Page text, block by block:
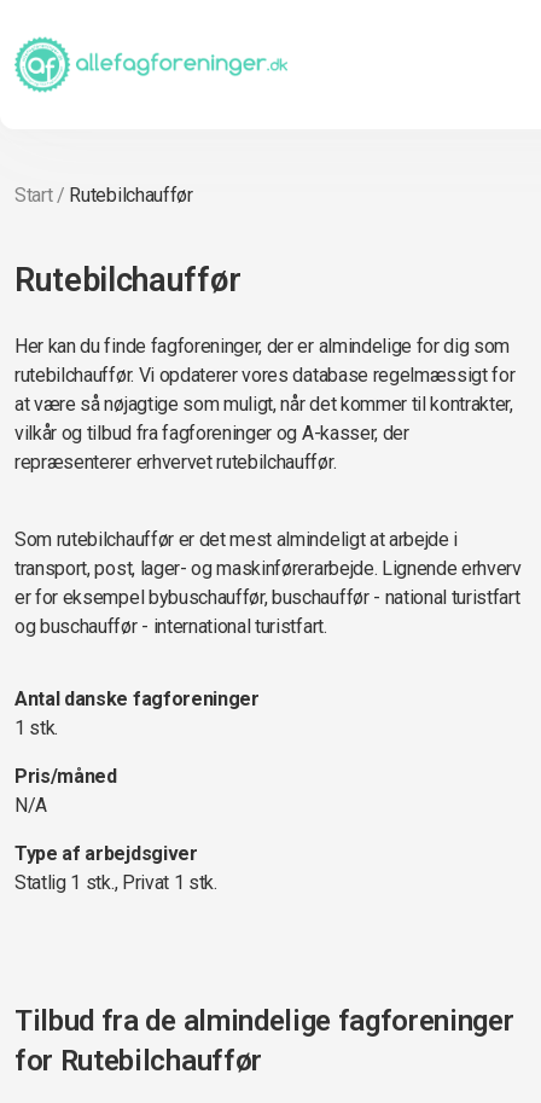
Start/ Rutebilchauffør
Rutebilchauffør
Her kan du finde fagforeninger, der er almindelige for dig som
rutebilchauffør. Vi opdaterer vores database regelmæssigt for
at være så nøjagtige som muligt, når det kommer til kontrakter,
vilkår og tilbud fra fagforeninger og A-kasser, der
repræsenterer erhvervet rutebilchauffør.
Som rutebilchauffør er det mest almindeligt at arbejde i
transport, post, lager- og maskinførerarbejde. Lignende erhverv
er for eksempel bybuschauffør, buschauffør - national turistfart
og buschauffør - international turistfart.
Antal danske fagforeninger
1 stk.
Pris/måned
N/A
Type af arbejdsgiver
Statlig 1 stk., Privat 1 stk.
Tilbud fra de almindelige fagforeninger
for Rutebilchauffør